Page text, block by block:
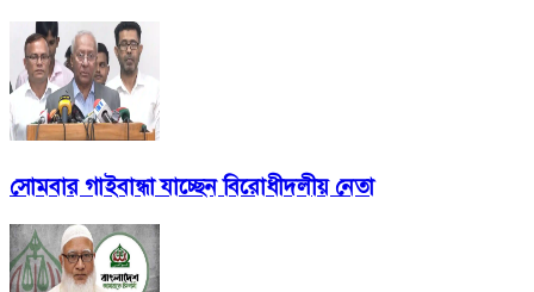
সোমবার গাইবান্ধা যাচ্ছেন বিরোধীদলীয় নেতা